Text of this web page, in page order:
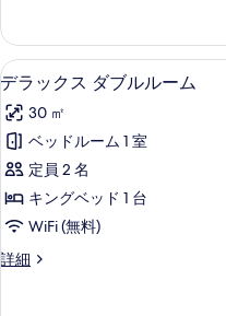
の
す
べ
て
の
写
真
を
表
ー
ス
イ
ト
の
細
デ
ラ
ッ
ク
ス
ダ
ブ
ル
6
デラックス ダブルルーム
30 ㎡
ベッドルーム 1 室
定員 2 名
キングベッド 1 台
WiFi (無料)
詳細
デ